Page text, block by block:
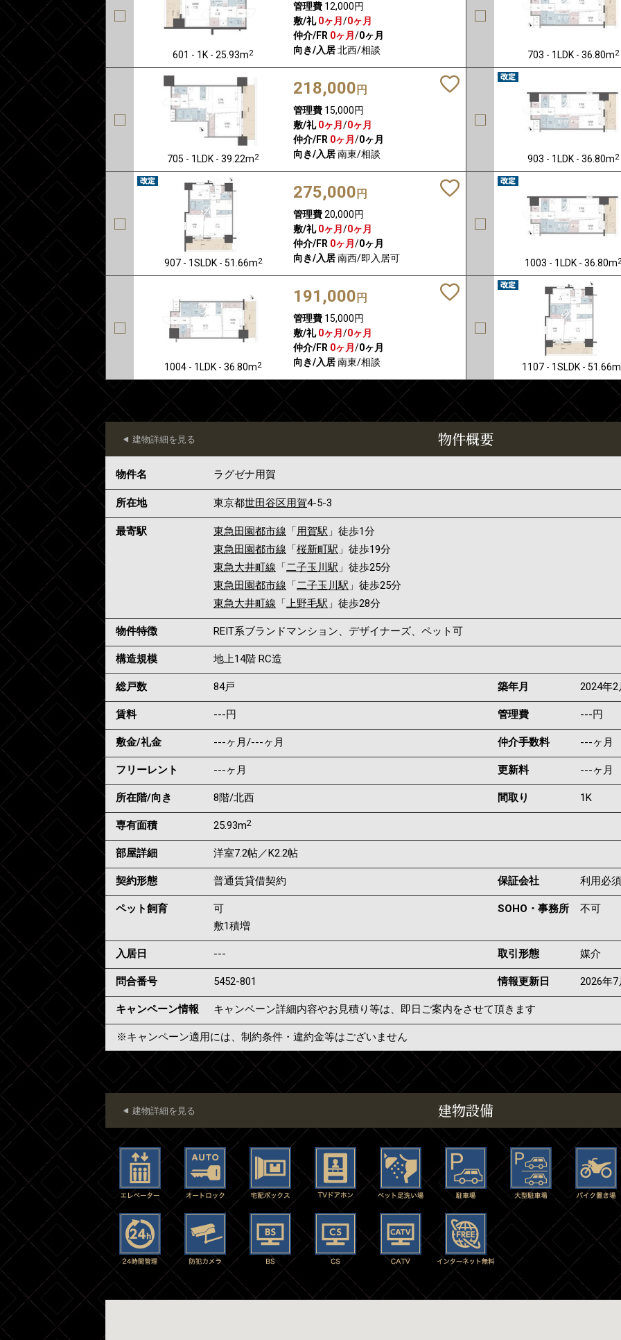
601 - 1K - 25.93m2
管理費12,000円
敷/礼 0ヶ月 /0ヶ月
仲介/FR 0ヶ月 /0ヶ月
向き/入居北西/相談 703 - 1LDK - 36.80m2
705 - 1LDK - 39.22m2
218,000 円
管理費15,000円
敷/礼 0ヶ月 /0ヶ月
仲介/FR 0ヶ月 /0ヶ月
向き/入居南東/相談 903 - 1LDK - 36.80m2
907 - 1SLDK - 51.66m2
275,000 円
管理費20,000円
敷/礼 0ヶ月 /0ヶ月
仲介/FR 0ヶ月 /0ヶ月
向き/入居南西/即入居可 1003 - 1LDK - 36.80m
1004 - 1LDK - 36.80m2
191,000 円
管理費15,000円
敷/礼 0ヶ月 /0ヶ月
仲介/FR 0ヶ月 /0ヶ月
向き/入居南東/相談 1107 - 1SLDK - 51.66m
物件概要
建物詳細を見る
物件名 ラグゼナ用賀
所在地 東京都世田谷区用賀4-5-3
最寄駅 東急田園都市線 「用賀駅 」徒歩1分
東急田園都市線 「桜新町駅 」徒歩19分
東急大井町線 「二子玉川駅 」徒歩25分
東急田園都市線 「二子玉川駅 」徒歩25分
東急大井町線 「上野毛駅 」徒歩28分
物件特徴 REIT系ブランドマンション、デザイナーズ、ペット可
構造規模 地上14階 RC造
総戸数 84戸 築年月 2024年2
賃料 ---円 管理費 ---円
敷金/礼金 ---ヶ月/---ヶ月 仲介手数料 ---ヶ月
フリーレント ---ヶ月 更新料 ---ヶ月
所在階/向き 8階/北西 間取り 1K
専有面積 25.93m2
部屋詳細 洋室7.2帖／K2.2帖
契約形態 普通賃貸借契約 保証会社 利用必須
ペット飼育
可
敷1積増
SOHO・事務所 不可
入居日 --- 取引形態 媒介
問合番号 5452-801 情報更新日 2026年
キャンペーン情報 キャンペーン詳細内容やお見積り等は、即日ご案内をさせて頂きます
※キャンペーン適用には、制約条件・違約金等はございません
建物設備
建物詳細を見る